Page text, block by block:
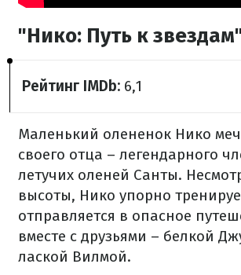
"Нико: Путь к
Рейтинг IMDb: 6,1
Маленький олененок Нико
своего отца – легендарного
летучих оленей Санты.
высоты, Нико упорно
отправляется в опасное
вместе с друзьями – белкой
лаской Вилмой.